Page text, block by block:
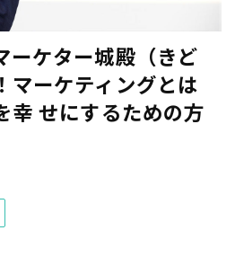
ーケター城殿（きど
マーケティングとは
幸 せにするための方